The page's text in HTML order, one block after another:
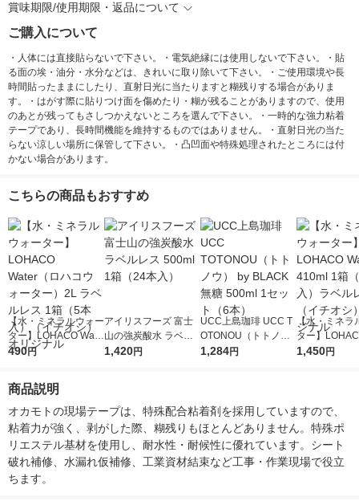
賞味期限/使用期限・返品について
ご購入について
・人体には直接貼らないで下さい。・電気絶縁には使用しないで下さい。・貼
る面の埃・油分・水分などは、きれいに取り除いて下さい。・ご使用環境や長
時間貼ったままにしたり、直射日光に当たりますと糊残りする場合がありま
す。・はがす際に貼りつけ面を傷めたり・糊が残ることがありますので、使用
のあとが残ってもさしつかえないところを選んで下さい。・一時的な強力粘着
テープであり、長時間機能を維持するものではありません。・直射日光の当た
らない涼しい場所に保管して下さい。・凸凹面や特殊処理されたところには付
かない場合があります。
こちらの商品もおすすめ
【水・ミネラルウォー
ター】LOHACO Wate
r（ロハコウォータ
シ） オリジナル
490円
アイリスフーズ 富士
山の強炭酸水 ラベル
レス 500ml 1箱（24
1,420円
UCC上島珈琲 UCC T
OTONOU（トトノ
ウ） by BLACK無糖 5
1,284円
【水・ミネラ
ター】
r 410ml 1箱（
1,450円
商品説明
オカモトの現場テープは、特殊配合粘着剤を採用していますので、
粘着力が強く、剥がした際、糊残りもほとんどありません。特殊ポ
リエステル基材を使用し、耐水性・耐候性に優れています。シート
破れ補修、水漏れ仮補修、工業資材結束など工事・作業現場で役立
ちます。